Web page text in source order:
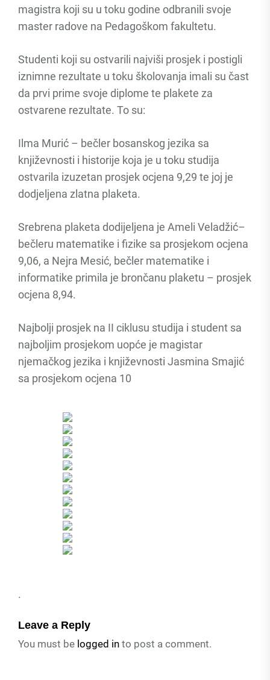
magistra koji su u toku godine odbranili svoje
master radove na Pedagoškom fakultetu.
Studenti koji su ostvarili najviši prosjek i postigli
iznimne rezultate u toku školovanja imali su čast
da prvi prime svoje diplome te plakete za
ostvarene rezultate. To su:
Ilma Murić – bečler bosanskog jezika sa
književnosti i historije koja je u toku studija
ostvarila izuzetan prosjek ocjena 9,29 te joj je
dodjeljena zlatna plaketa.
Srebrena plaketa dodijeljena je Ameli Veladžić–
bečleru matematike i fizike sa prosjekom ocjena
9,06, a Nejra Mesić, bečler matematike i
informatike primila je brončanu plaketu – prosjek
ocjena 8,94.
Najbolji prosjek na II ciklusu studija i student sa
najboljim prosjekom uopće je magistar
njemačkog jezika i književnosti Jasmina Smajić
sa prosjekom ocjena 10
.
Leave a Reply
You must be logged in to post a comment.